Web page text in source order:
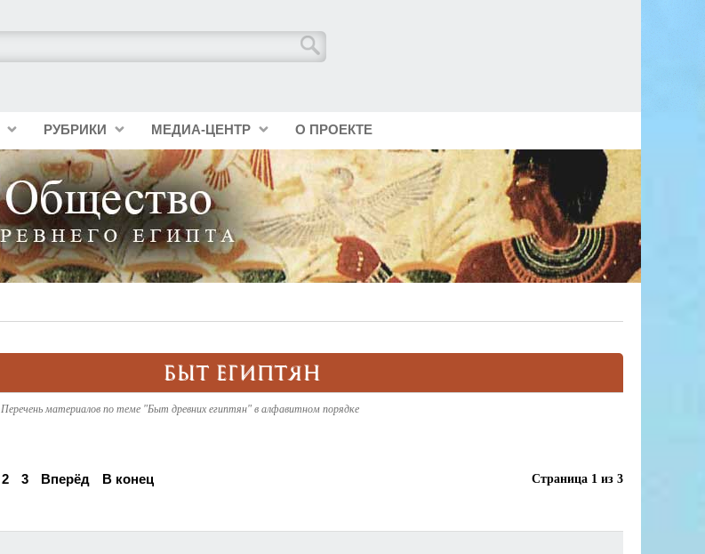
РУБРИКИ МЕДИА-ЦЕНТР О ПРОЕКТЕ
БЫТ ЕГИПТЯН
Перечень материалов по теме "Быт древних египтян" в алфавитном порядке
Страница 1 из 3
2 3 Вперёд В конец